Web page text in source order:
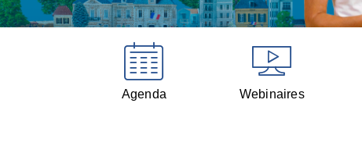
Agenda Webinaires